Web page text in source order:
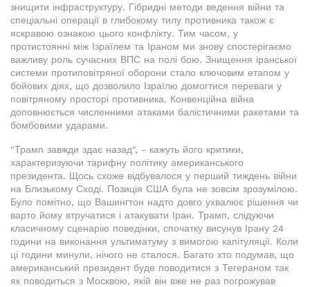
знищити інфраструктуру. Гібридні методи ведення війни та
спеціальні операції в глибокому тилу противника також є
яскравою ознакою цього конфлікту. Тим часом, у
протистоянні між Ізраїлем та Іраном ми знову спостерігаємо
важливу роль сучасних ВПС на полі бою. Знищення іранської
системи протиповітряної оборони стало ключовим етапом у
бойових діях, що дозволило Ізраїлю домогтися переваги у
повітряному просторі противника. Конвенційна війна
доповнюється численними атаками балістичними ракетами та
бомбовими ударами.
"Трамп завжди здає назад", - кажуть його критики,
характеризуючи тарифну політику американського
президента. Щось схоже відбувалося у перший тиждень війни
на Близькому Сході. Позиція США була не зовсім зрозумілою.
Було помітно, що Вашингтон надто довго ухвалює рішення чи
варто йому втручатися і атакувати Іран. Трамп, слідуючи
класичному сценарію поведінки, спочатку висунув Ірану 24
години на виконання ультиматуму з вимогою капітуляції. Коли
ці години минули, нічого не сталося. Багато хто подумав, що
американський президент буде поводитися з Тегераном так
як поводиться з Москвою, якій він вже не раз погрожував